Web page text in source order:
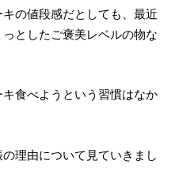
の値段感だとしても、最近
としたご褒美レベルの物な
食べようという習慣はなか
理由について見ていきまし